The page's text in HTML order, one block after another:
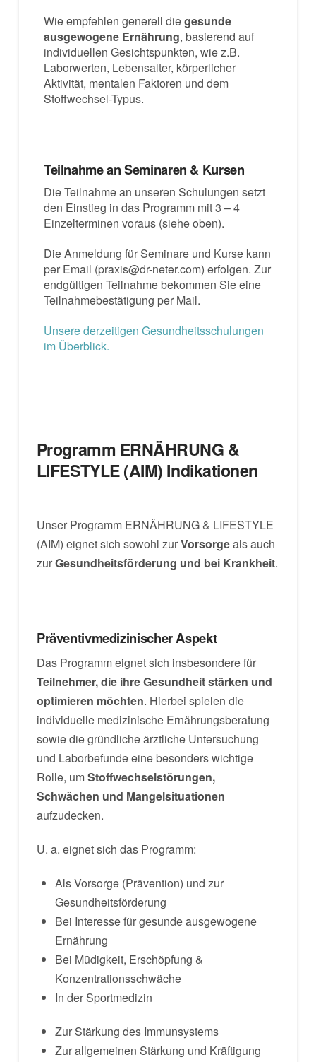
Wie empfehlen generell diegesunde
ausgewogene Ernährung, basierend auf
individuellen Gesichtspunkten, wie z.B.
Laborwerten, Lebensalter, körperlicher
Aktivität, mentalen Faktoren und dem
Stoffwechsel-Typus.
Teilnahme an Seminaren & Kursen
Die Teilnahme an unseren Schulungen setzt
den Einstieg in das Programm mit 3 – 4
Einzelterminen voraus (siehe oben).
Die Anmeldung für Seminare und Kurse kann
per Email (praxis@dr-neter.com) erfolgen. Zur
endgültigen Teilnahme bekommen Sie eine
Teilnahmebestätigung per Mail.
Unsere derzeitigen Gesundheitsschulungen
im Überblick.
Programm ERNÄHRUNG &
LIFESTYLE (AIM) Indikationen
Unser Programm ERNÄHRUNG & LIFESTYLE
(AIM) eignet sich sowohl zurVorsorgeals auch
zurGesundheitsförderung und bei Krankheit.
Präventivmedizinischer Aspekt
Das Programm eignet sich insbesondere für
Teilnehmer, die ihre Gesundheit stärken und
optimieren möchten. Hierbei spielen die
individuelle medizinische Ernährungsberatung
sowie die gründliche ärztliche Untersuchung
und Laborbefunde eine besonders wichtige
Rolle, umStoffwechselstörungen,
Schwächen und Mangelsituationen
aufzudecken.
U. a. eignet sich das Programm:
Als Vorsorge (Prävention) und zur
Gesundheitsförderung
Bei Interesse für gesunde ausgewogene
Ernährung
Bei Müdigkeit, Erschöpfung &
Konzentrationsschwäche
In der Sportmedizin
Zur Stärkung des Immunsystems
Zur allgemeinen Stärkung und Kräftigung